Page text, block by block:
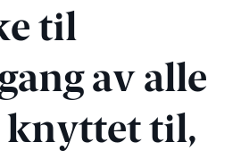
til
av alle
knyttet til,